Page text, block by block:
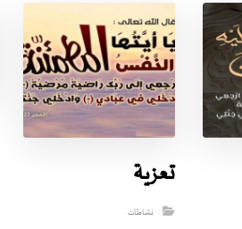
تعزية
نشاطات